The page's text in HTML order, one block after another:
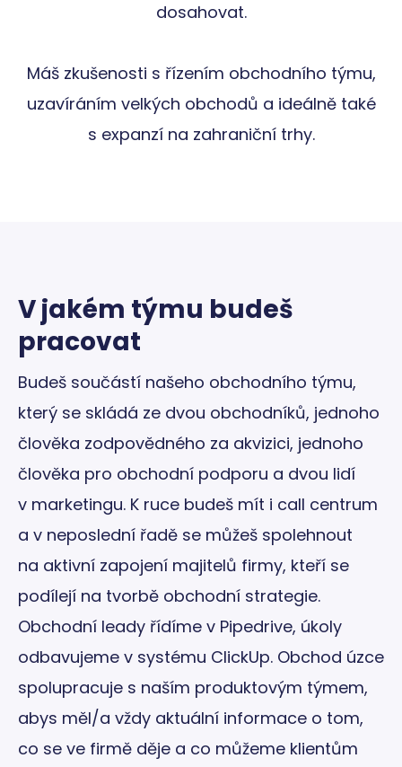
dosahovat.
Máš zkušenosti s řízením obchodního týmu,
uzavíráním velkých obchodů a ideálně také
s expanzí na zahraniční trhy.
V jakém týmu budeš
pracovat
Budeš součástí našeho obchodního týmu,
který se skládá ze dvou obchodníků, jednoho
člověka zodpovědného za akvizici, jednoho
člověka pro obchodní podporu a dvou lidí
v marketingu. K ruce budeš mít i call centrum
a v neposlední řadě se můžeš spolehnout
na aktivní zapojení majitelů firmy, kteří se
podílejí na tvorbě obchodní strategie.
Obchodní leady řídíme v Pipedrive, úkoly
odbavujeme v systému ClickUp. Obchod úzce
spolupracuje s naším produktovým týmem,
abys měl/a vždy aktuální informace o tom,
co se ve firmě děje a co můžeme klientům